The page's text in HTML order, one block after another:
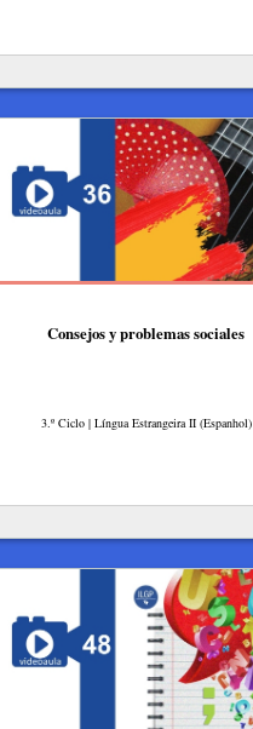
Consejos y problemas sociales
3.º Ciclo | Língua Estrangeira II (Espanhol)